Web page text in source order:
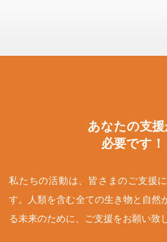
あなたの支
必要です！
私たちの活動は、皆さまのご支援
す。人類を含む全ての生き物と自然
る未来のために、ご支援をお願い致